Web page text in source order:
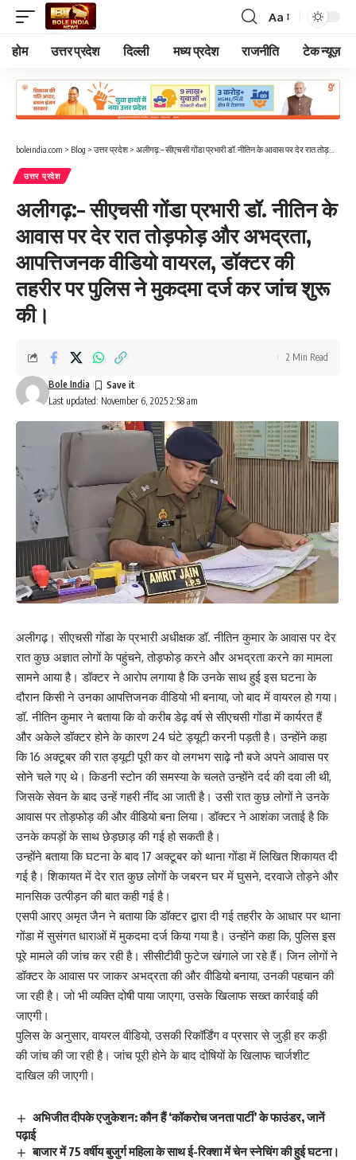
Font
Resizer
Aa
होम उत्तर प्रदेश दिल्ली मध्य प्रदेश राजनीति टेक न्यूज़
boleindia.com > Blog > उत्तर प्रदेश> अलीगढ़:– सीएचसी गोंडा प्रभारी डॉ. नीतिन के आवास पर देर रात तोड़फोड़ और अभद्रता, आपत्तिजनक वीडियो वायरल, डॉक्टर की तहरीर पर पुलिस ने मुकदमा दर्ज कर जांच शुरू की।
उत्तर प्रदेश
अलीगढ़:– सीएचसी गोंडा प्रभारी डॉ. नीतिन के
आवास पर देर रात तोड़फोड़ और अभद्रता,
आपत्तिजनक वीडियो वायरल, डॉक्टर की
तहरीर पर पुलिस ने मुकदमा दर्ज कर जांच शुरू
की।
Last updated: November 6, 2025 2:58 am
Bole India
2 Min Read
अलीगढ़। सीएचसी गोंडा के प्रभारी अधीक्षक डॉ. नीतिन कुमार के आवास पर देर
रात कुछ अज्ञात लोगों के पहुंचने, तोड़फोड़ करने और अभद्रता करने का मामला
सामने आया है। डॉक्टर ने आरोप लगाया है कि उनके साथ हुई इस घटना के
दौरान किसी ने उनका आपत्तिजनक वीडियो भी बनाया, जो बाद में वायरल हो गया।
डॉ. नीतिन कुमार ने बताया कि वो करीब डेढ़ वर्ष से सीएचसी गोंडा में कार्यरत हैं
और अकेले डॉक्टर होने के कारण 24 घंटे ड्यूटी करनी पड़ती है। उन्होंने कहा
कि 16 अक्टूबर की रात ड्यूटी पूरी कर वो लगभग साढ़े नौ बजे अपने आवास पर
सोने चले गए थे। किडनी स्टोन की समस्या के चलते उन्होंने दर्द की दवा ली थी,
जिसके सेवन के बाद उन्हें गहरी नींद आ जाती है। उसी रात कुछ लोगों ने उनके
आवास पर तोड़फोड़ की और वीडियो बना लिया। डॉक्टर ने आशंका जताई है कि
उनके कपड़ों के साथ छेड़छाड़ की गई हो सकती है।
उन्होंने बताया कि घटना के बाद 17 अक्टूबर को थाना गोंडा में लिखित शिकायत दी
गई है। शिकायत में देर रात कुछ लोगों के जबरन घर में घुसने, दरवाजे तोड़ने और
मानसिक उत्पीड़न की बात कही गई है।
एसपी आरए अमृत जैन ने बताया कि डॉक्टर द्वारा दी गई तहरीर के आधार पर थाना
गोंडा में सुसंगत धाराओं में मुकदमा दर्ज किया गया है। उन्होंने कहा कि, पुलिस इस
पूरे मामले की जांच कर रही है। सीसीटीवी फुटेज खंगाले जा रहे हैं। जिन लोगों ने
डॉक्टर के आवास पर जाकर अभद्रता की और वीडियो बनाया, उनकी पहचान की
जा रही है। जो भी व्यक्ति दोषी पाया जाएगा, उसके खिलाफ सख्त कार्रवाई की
जाएगी।
पुलिस के अनुसार, वायरल वीडियो, उसकी रिकॉर्डिंग व प्रसार से जुड़ी हर कड़ी
की जांच की जा रही है। जांच पूरी होने के बाद दोषियों के खिलाफ चार्जशीट
दाखिल की जाएगी।
अभिजीत दीपके एजुकेशन: कौन हैं ‘कॉकरोच जनता पार्टी’ के फाउंडर, जानें
पढ़ाई
बाजार में 75 वर्षीय बुजुर्ग महिला के साथ ई-रिक्शा में चेन स्नेचिंग की हुई घटना।